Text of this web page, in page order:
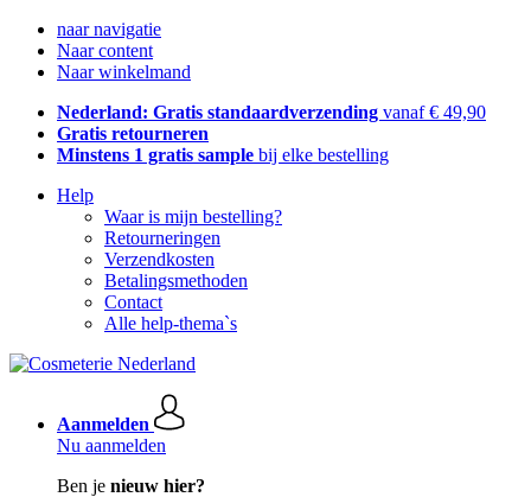
naar navigatie
Naar content
Naar winkelmand
Nederland: Gratis standaardverzending vanaf € 49,90
Gratis retourneren
Minstens 1 gratis sample bij elke bestelling
Help
Waar is mijn bestelling?
Retourneringen
Verzendkosten
Betalingsmethoden
Contact
Alle help-thema`s
Aanmelden
Nu aanmelden
Ben je nieuw hier?